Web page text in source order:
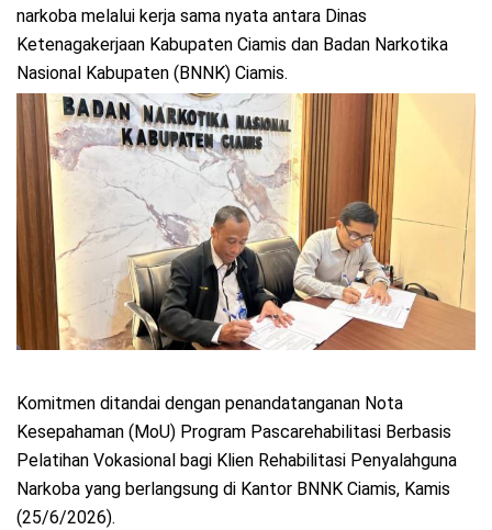
narkoba melalui kerja sama nyata antara Dinas
Ketenagakerjaan Kabupaten Ciamis dan Badan Narkotika
Nasional Kabupaten (BNNK) Ciamis.
Komitmen ditandai dengan penandatanganan Nota
Kesepahaman (MoU) Program Pascarehabilitasi Berbasis
Pelatihan Vokasional bagi Klien Rehabilitasi Penyalahguna
Narkoba yang berlangsung di Kantor BNNK Ciamis, Kamis
(25/6/2026).